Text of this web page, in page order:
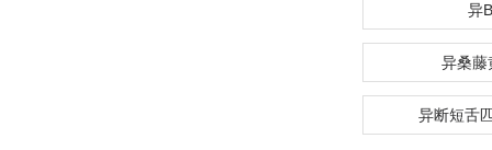
异B
异桑藤
异断短舌